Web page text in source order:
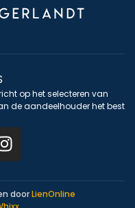
op het selecteren van
de aandeelhouder het best
doorLienOnline